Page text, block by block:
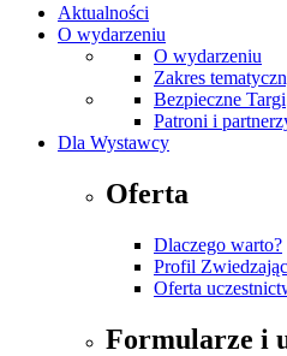
Aktualności
O wydarzeniu
O wydarzeniu
Zakres
Bezpieczne Targi
Patroni i
Dla Wystawcy
Oferta
Dlaczego warto?
Profil
Oferta
Formularze i